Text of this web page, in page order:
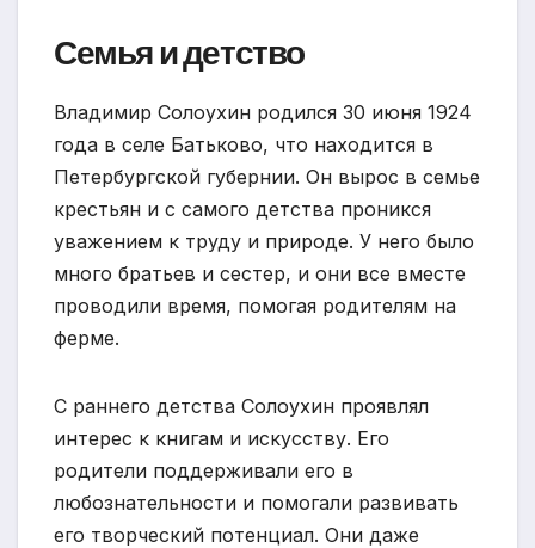
Семья и детство
Владимир Солоухин родился 30 июня 1924
года в селе Батьково, что находится в
Петербургской губернии. Он вырос в семье
крестьян и с самого детства проникся
уважением к труду и природе. У него было
много братьев и сестер, и они все вместе
проводили время, помогая родителям на
ферме.
С раннего детства Солоухин проявлял
интерес к книгам и искусству. Его
родители поддерживали его в
любознательности и помогали развивать
его творческий потенциал. Они даже